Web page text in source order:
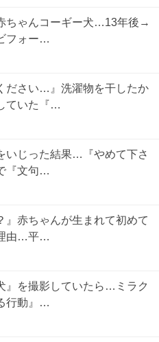
ちゃんコーギー犬…13年後→
フォー…
ださい…』洗濯物を干したか
ていた『…
いじった結果…『やめて下さ
『文句…
』赤ちゃんが生まれて初めて
由…平…
』を撮影していたら…ミラク
行動』…